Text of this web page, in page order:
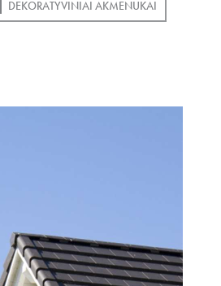
DEKORATYVINIAI AKMENUKAI